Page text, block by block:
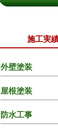
施工実
外壁塗装
屋根塗装
防水工事